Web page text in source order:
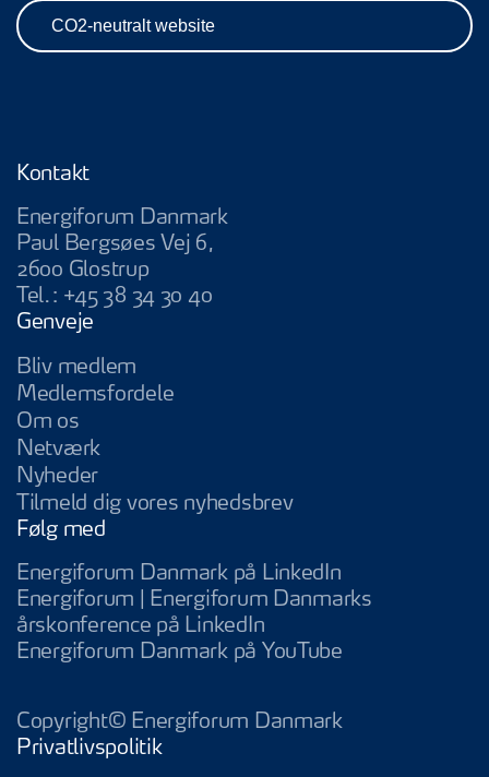
CO2-neutralt website
Kontakt
Energiforum Danmark
Paul Bergsøes Vej 6,
2600 Glostrup
Tel.: +45 38 34 30 40
Genveje
Bliv medlem
Medlemsfordele
Om os
Netværk
Nyheder
Tilmeld dig vores nyhedsbrev
Følg med
Energiforum Danmark på LinkedInEnergiforum
Energiforum | Energiforum Danmarks
årskonference på LinkedInEnergiforum |
Energiforum Danmark på YouTubeEnergiforum
Copyright© Energiforum Danmark
Privatlivspolitik